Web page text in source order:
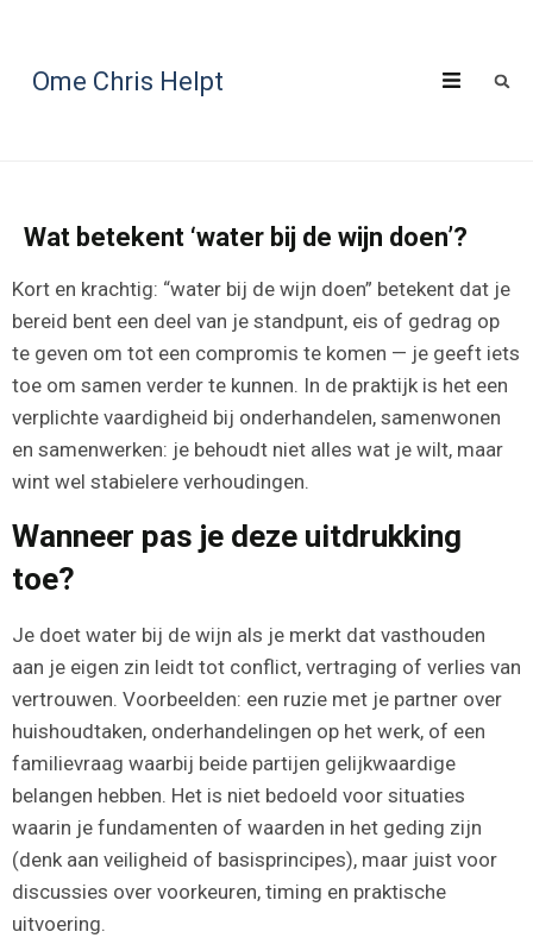
Ome Chris Helpt
Wat betekent ‘water bij de wijn doen’?
Kort en krachtig: “water bij de wijn doen” betekent dat je
bereid bent een deel van je standpunt, eis of gedrag op
te geven om tot een compromis te komen — je geeft iets
toe om samen verder te kunnen. In de praktijk is het een
verplichte vaardigheid bij onderhandelen, samenwonen
en samenwerken: je behoudt niet alles wat je wilt, maar
wint wel stabielere verhoudingen.
Wanneer pas je deze uitdrukking
toe?
Je doet water bij de wijn als je merkt dat vasthouden
aan je eigen zin leidt tot conflict, vertraging of verlies van
vertrouwen. Voorbeelden: een ruzie met je partner over
huishoudtaken, onderhandelingen op het werk, of een
familievraag waarbij beide partijen gelijkwaardige
belangen hebben. Het is niet bedoeld voor situaties
waarin je fundamenten of waarden in het geding zijn
(denk aan veiligheid of basisprincipes), maar juist voor
discussies over voorkeuren, timing en praktische
uitvoering.